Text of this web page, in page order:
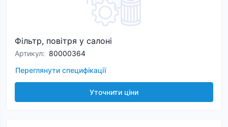
Фільтр, повітря у салоні
Артикул: 80000364
Переглянути специфікації
Уточнити ціни